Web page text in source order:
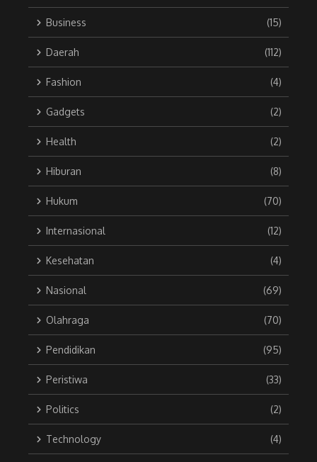
Business (15)
Daerah (112)
Fashion (4)
Gadgets (2)
Health (2)
Hiburan (8)
Hukum (70)
Internasional (12)
Kesehatan (4)
Nasional (69)
Olahraga (70)
Pendidikan (95)
Peristiwa (33)
Politics (2)
Technology (4)